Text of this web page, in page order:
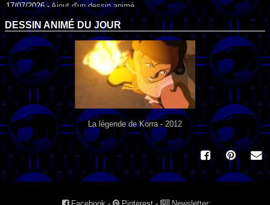
17/07/2026 -Ajout d'un dessin animé
Ajout du dessin animé Heidi (1995) dans la liste.
09/07/2026 -Ajout d'un dessin animé
Ajout du dessin animé Genki l'Aventurier de la Chance (2006) dans la
liste.
04/07/2026 -
Ajout d'un dessin animé
Ajout du dessin animé Vilain Petit Canard (2000) dans la liste.
04/07/2026 -
Ajout d'un dessin animé
Ajout du dessin animé Le Noël du vilain petit canard (2003) dans la liste.
DESSIN ANIMÉ DU JOUR
La légende de Korra - 2012
Facebook - Pinterest- Newsletter